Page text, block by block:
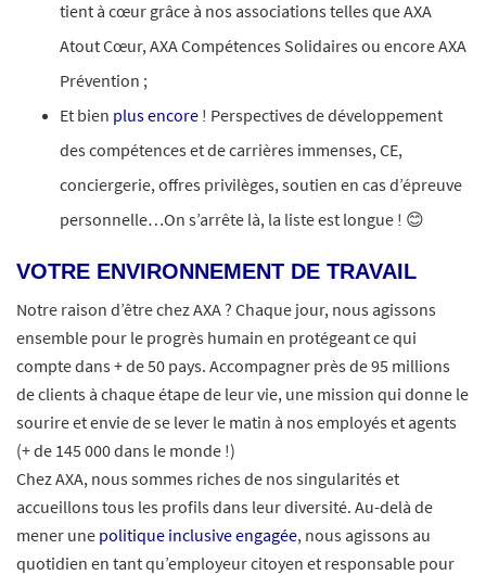
tient à cœur grâce à nos associations telles que AXA
Atout Cœur, AXA Compétences Solidaires ou encore AXA
Prévention ;​
Et bien plus encore ! Perspectives de développement
des compétences et de carrières immenses, CE,
conciergerie, offres privilèges, soutien en cas d’épreuve
personnelle…On s’arrête là, la liste est longue ! 😊
VOTRE ENVIRONNEMENT DE TRAVAIL
Notre raison d’être chez AXA ? Chaque jour, nous agissons
ensemble pour le progrès humain en protégeant ce qui
compte dans + de 50 pays. Accompagner près de 95 millions
de clients à chaque étape de leur vie, une mission qui donne le
sourire et envie de se lever le matin à nos employés et agents
(+ de 145 000 dans le monde !)
Chez AXA, nous sommes riches de nos singularités et
accueillons tous les profils dans leur diversité. Au-delà de
mener une politique inclusive engagée, nous agissons au
quotidien en tant qu’employeur citoyen et responsable pour